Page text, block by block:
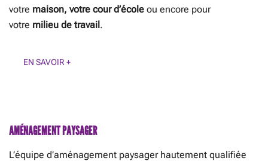
votre maison, votre cour d’école ou encore pour
votre milieu de travail.
EN SAVOIR +
AMÉNAGEMENT PAYSAGER
L’équipe d’aménagement paysager hautement qualifiée